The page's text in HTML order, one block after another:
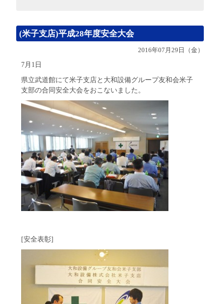
(米子支店)平成28年度安全大会
2016年07月29日（金）
7月1日
県立武道館にて米子支店と大和設備グループ友和会米子
支部の合同安全大会をおこないました。
[安全表彰]